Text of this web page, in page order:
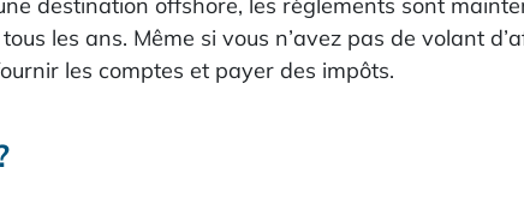
destination offshore, les règlements sont
les ans. Même si vous n’avez pas de volant
les comptes et payer des impôts.